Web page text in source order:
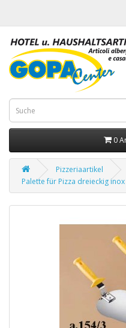
0
Pizzeriaartikel
Palette für Pizza dreieckig